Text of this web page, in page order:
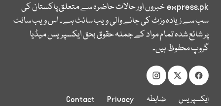
express.pkخبروں اور حالات حاضرہ سے متعلق پاکستان کی
سب سے زیادہ وزٹ کی جانے والی ویب سائٹ ہے۔ اس ویب سائٹ
پر شائع شدہ تمام مواد کے جملہ حقوق بحق ایکسپریس میڈیا
گروپ محفوظ ہیں۔
ایکسپریس
ضابطہ
Privacy
Contact